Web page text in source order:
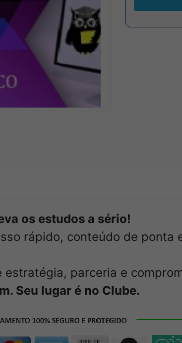
os estudos a sério!
rápido, conteúdo de ponta
parceria e
Seu lugar é no Clube.